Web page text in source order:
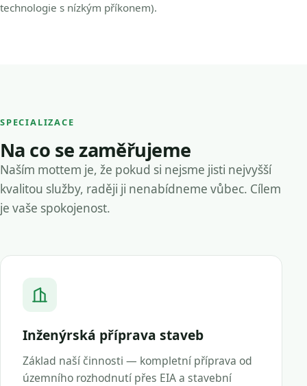
technologie s nízkým příkonem).
SPECIALIZACE
Na co se zaměřujeme
Naším mottem je, že pokud si nejsme jisti nejvyšší
kvalitou služby, raději ji nenabídneme vůbec. Cílem
je vaše spokojenost.
Inženýrská příprava staveb
Základ naší činnosti — kompletní příprava od
územního rozhodnutí přes EIA a stavební